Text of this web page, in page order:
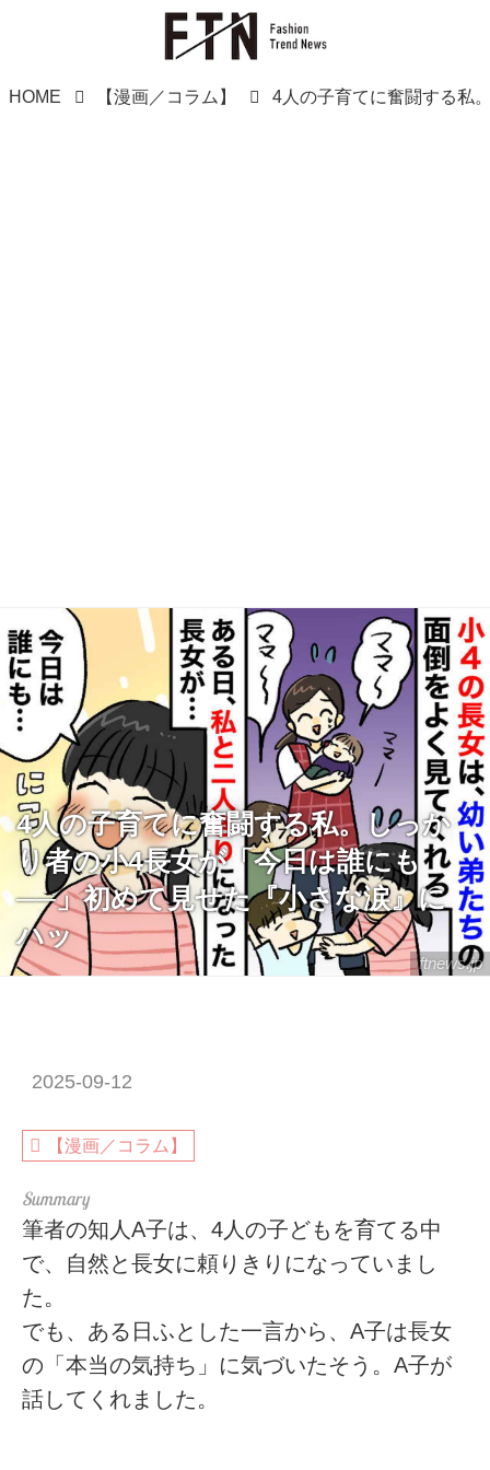
HOME 【漫画／コラム】
ftnews.jp
4人の子育てに奮闘する私。しっか
り者の小4長女が「今日は誰にも
──」初めて見せた『小さな涙』に
ハッ
2025-09-12
【漫画／コラム】
筆者の知人A子は、4人の子どもを育てる中
で、自然と長女に頼りきりになっていまし
た。
でも、ある日ふとした一言から、A子は長女
の「本当の気持ち」に気づいたそう。A子が
話してくれました。